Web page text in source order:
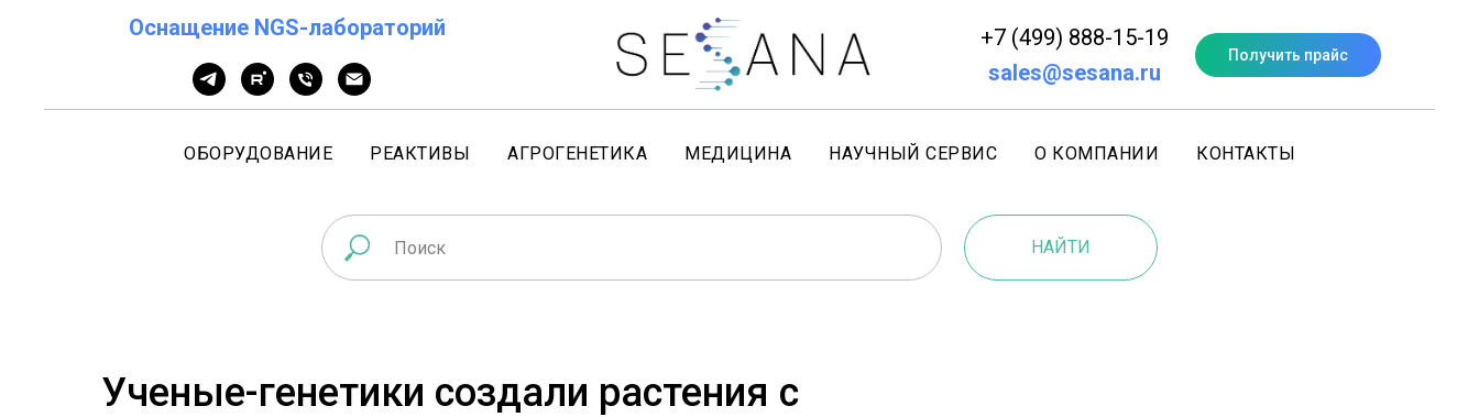
Оснащение NGS-лабораторий
+7 (499) 888-15-19
sales@sesana.ru
Получить прайс
ОБОРУДОВАНИЕ РЕАКТИВЫ АГРОГЕНЕТИКА МЕДИЦИНА НАУЧНЫЙ СЕРВИС О КОМПАНИИ КОНТАКТЫ
НАЙТИ
Ученые-генетики создали растения с